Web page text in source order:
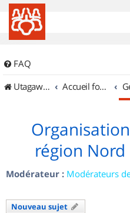
FAQ
UtagawaVTT (Randos VTT et VTTAE avec traces GPS)
Accueil forum
région Nord
Modérateur : Modérateurs
Nouveau sujet